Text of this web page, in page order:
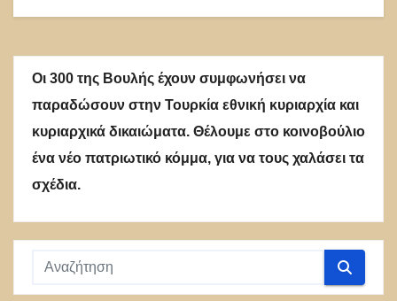
Οι 300 της Βουλής έχουν συμφωνήσει να
παραδώσουν στην Τουρκία εθνική κυριαρχία και
κυριαρχικά δικαιώματα. Θέλουμε στο κοινοβούλιο
ένα νέο πατριωτικό κόμμα, για να τους χαλάσει τα
σχέδια.